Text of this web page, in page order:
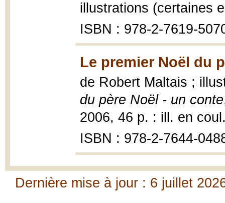
illustrations (certaines
ISBN : 978-2-7619-
Le premier Noël du
de Robert Maltais ;
du père Noël - un conte
2006, 46 p. : ill. en
ISBN : 978-2-7644-
Dernière mise à jour : 6 juillet